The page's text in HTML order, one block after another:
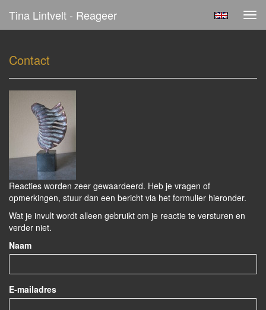
Tina Lintvelt - Reageer
Contact
Reacties worden zeer gewaardeerd. Heb je vragen of
opmerkingen, stuur dan een bericht via het formulier hieronder.
Wat je invult wordt alleen gebruikt om je reactie te versturen en
verder niet.
Naam
E-mailadres